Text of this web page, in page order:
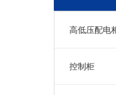
高低压配电
控制柜